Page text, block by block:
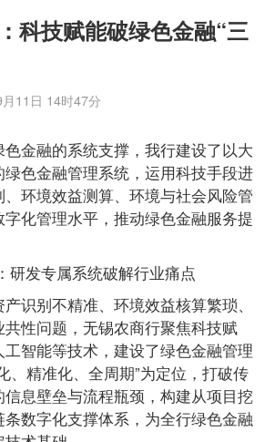
科技赋能破绿色金融“三
11日 14时47分
金融的系统支撑，我行建设了以大
色金融管理系统，运用科技手段进
环境效益测算、环境与社会风险管
化管理水平，推动绿色金融服务提
研发专属系统破解行业痛点
识别不精准、环境效益核算繁琐、
性问题，无锡农商行聚焦科技赋
智能等技术，建设了绿色金融管理
、精准化、全周期”为定位，打破传
息壁垒与流程瓶颈，构建从项目挖
数字化支撑体系，为全行绿色金融